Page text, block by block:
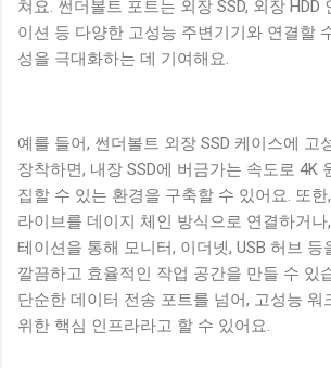
쳐요. 썬더볼트 포트는 외장 SSD, 외장 HDD
이션 등 다양한 고성능 주변기기와 연결할
성을 극대화하는 데 기여해요.
예를 들어, 썬더볼트 외장 SSD 케이스에 고
장착하면, 내장 SSD에 버금가는 속도로 4K
집할 수 있는 환경을 구축할 수 있어요. 또
라이브를 데이지 체인 방식으로 연결하거
테이션을 통해 모니터, 이더넷, USB 허브 등
깔끔하고 효율적인 작업 공간을 만들 수 있
단순한 데이터 전송 포트를 넘어, 고성능 워
위한 핵심 인프라라고 할 수 있어요.